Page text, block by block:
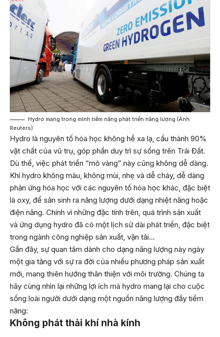
Hydro mang trong mình tiềm năng phát triển năng lượng (Ảnh:
Reuters)
Hydro là nguyên tố hóa học không hề xa lạ, cấu thành 90%
vật chất của vũ trụ, góp phần duy trì sự sống trên Trái Đất.
Dù thế, việc phát triển “mỏ vàng” này cũng không dễ dàng.
Khí hydro không màu, không mùi, nhẹ và dễ cháy, dễ dàng
phản ứng hóa học với các nguyên tố hóa học khác, đặc biệt
là oxy, để sản sinh ra năng lượng dưới dạng nhiệt năng hoặc
điện năng. Chính vì những đặc tính trên, quá trình sản xuất
và ứng dụng hydro đã có một lịch sử dài phát triển, đặc biệt
trong ngành công nghiệp sản xuất, vận tải…
Gần đây, sự quan tâm dành cho dạng năng lượng này ngày
một gia tăng với sự ra đời của nhiều phương pháp sản xuất
mới, mang thiên hướng thân thiện với môi trường. Chúng ta
hãy cùng nhìn lại những lợi ích mà hydro mang lại cho cuộc
sống loài người dưới dạng một nguồn năng lượng đầy tiềm
năng:
Không phát thải khí nhà kính